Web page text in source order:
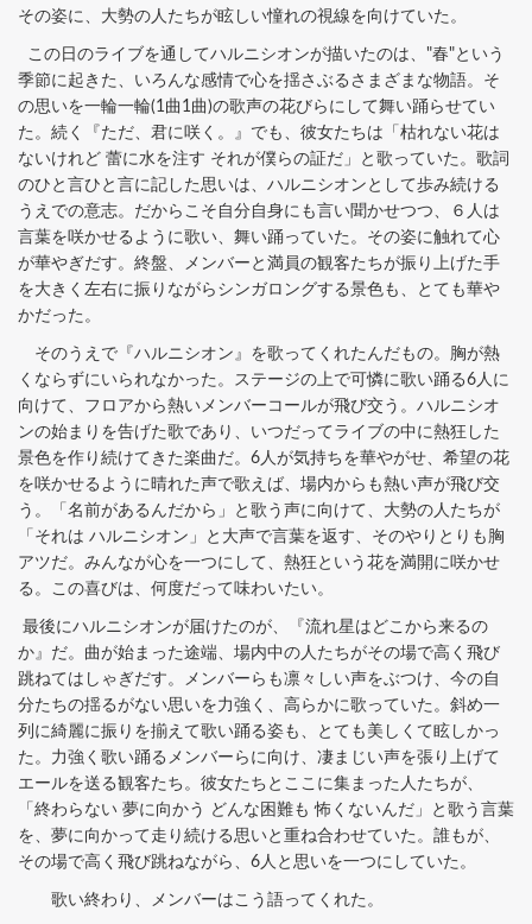
その姿に、大勢の人たちが眩しい憧れの視線を向けていた。
この日のライブを通してハルニシオンが描いたのは、"春"という
季節に起きた、いろんな感情で心を揺さぶるさまざまな物語。そ
の思いを一輪一輪(1曲1曲)の歌声の花びらにして舞い踊らせてい
た。続く『ただ、君に咲く。』でも、彼女たちは「枯れない花は
ないけれど 蕾に水を注す それが僕らの証だ」と歌っていた。歌詞
のひと言ひと言に記した思いは、ハルニシオンとして歩み続ける
うえでの意志。だからこそ自分自身にも言い聞かせつつ、６人は
言葉を咲かせるように歌い、舞い踊っていた。その姿に触れて心
が華やぎだす。終盤、メンバーと満員の観客たちが振り上げた手
を大きく左右に振りながらシンガロングする景色も、とても華や
かだった。
そのうえで『ハルニシオン』を歌ってくれたんだもの。胸が熱
くならずにいられなかった。ステージの上で可憐に歌い踊る6人に
向けて、フロアから熱いメンバーコールが飛び交う。ハルニシオ
ンの始まりを告げた歌であり、いつだってライブの中に熱狂した
景色を作り続けてきた楽曲だ。6人が気持ちを華やがせ、希望の花
を咲かせるように晴れた声で歌えば、場内からも熱い声が飛び交
う。「名前があるんだから」と歌う声に向けて、大勢の人たちが
「それは ハルニシオン」と大声で言葉を返す、そのやりとりも胸
アツだ。みんなが心を一つにして、熱狂という花を満開に咲かせ
る。この喜びは、何度だって味わいたい。
最後にハルニシオンが届けたのが、『流れ星はどこから来るの
か』だ。曲が始まった途端、場内中の人たちがその場で高く飛び
跳ねてはしゃぎだす。メンバーらも凛々しい声をぶつけ、今の自
分たちの揺るがない思いを力強く、高らかに歌っていた。斜め一
列に綺麗に振りを揃えて歌い踊る姿も、とても美しくて眩しかっ
た。力強く歌い踊るメンバーらに向け、凄まじい声を張り上げて
エールを送る観客たち。彼女たちとここに集まった人たちが、
「終わらない 夢に向かう どんな困難も 怖くないんだ」と歌う言葉
を、夢に向かって走り続ける思いと重ね合わせていた。誰もが、
その場で高く飛び跳ねながら、6人と思いを一つにしていた。
歌い終わり、メンバーはこう語ってくれた。